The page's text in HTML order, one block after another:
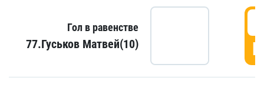
Гол в равенстве
77.Гуськов Матвей(10)